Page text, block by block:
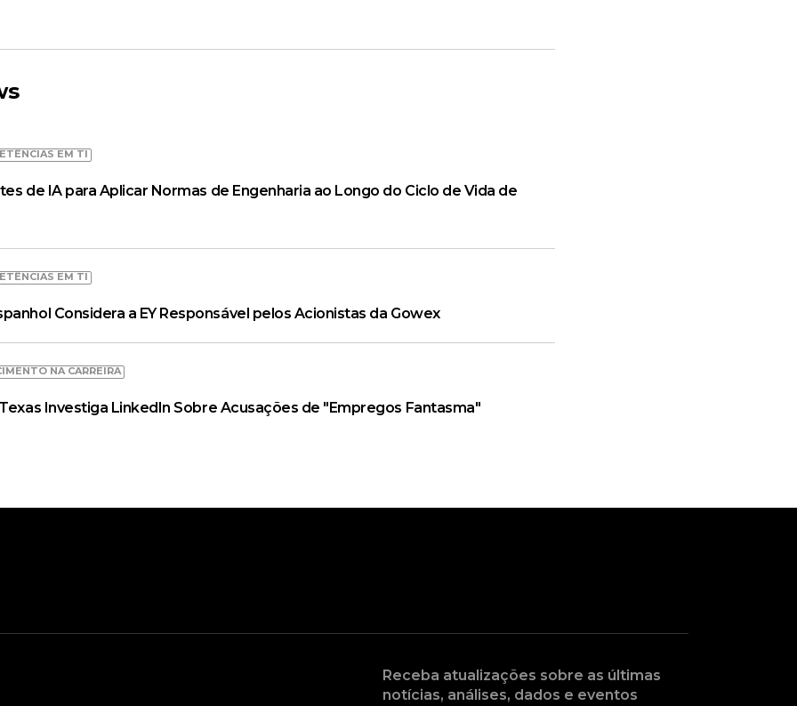
EM TI
de IA para Aplicar Normas de Engenharia ao Longo do Ciclo de Vida de
EM TI
Considera a EY Responsável pelos Acionistas da Gowex
NA CARREIRA
Investiga LinkedIn Sobre Acusações de "Empregos Fantasma"
Receba atualizações sobre as últimas
notícias, análises, dados e eventos